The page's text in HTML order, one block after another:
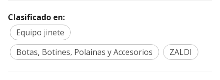
Clasificado en:
Equipo jinete
Botas, Botines, Polainas y Accesorios
ZALDI